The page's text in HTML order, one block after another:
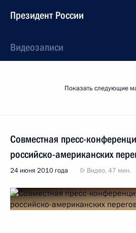
Президент России
Видеозаписи
Показать следующие
Совместная пресс-
российско-американских
24 июня 2010 года Видео, 47 мин.